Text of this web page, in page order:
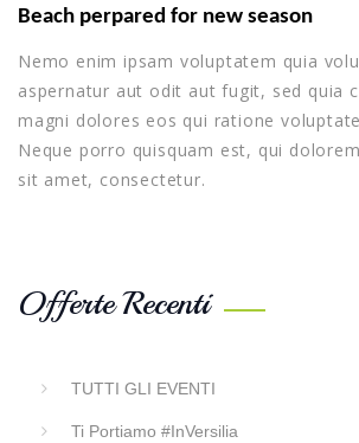
Beach perpared for new season
Nemo enim ipsam voluptatem quia
aspernatur aut odit aut fugit, sed quia
magni dolores eos qui ratione
Neque porro quisquam est, qui
sit amet, consectetur.
Offerte Recenti
TUTTI GLI EVENTI
Ti Portiamo #InVersilia